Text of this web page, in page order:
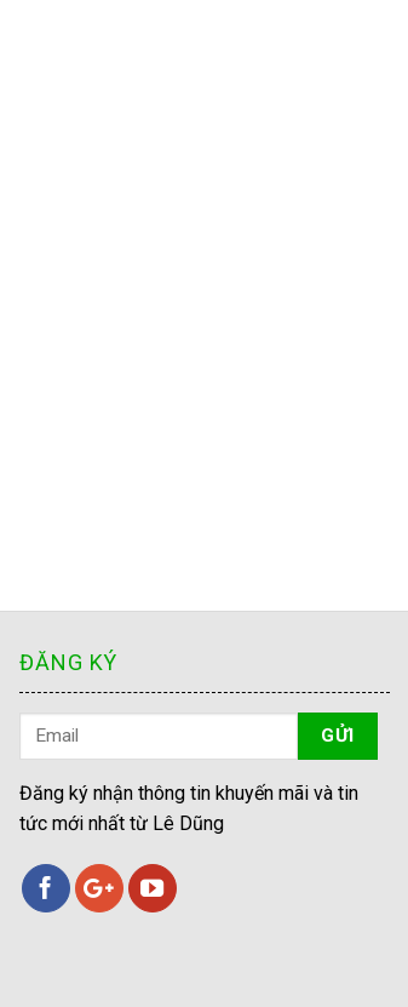
ĐĂNG KÝ
Đăng ký nhận thông tin khuyến mãi và tin
tức mới nhất từ Lê Dũng